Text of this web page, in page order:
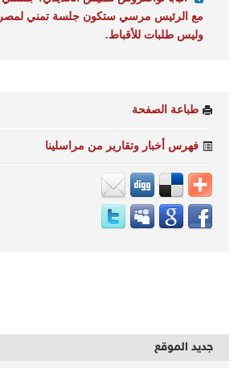
مع الرئيس مرسي ستكون جلسة تمني لمصر
وليس طلبات للأقباط.
طباعة الصفحة
فهرس أخبار وتقارير من مراسلينا
جديد الموقع